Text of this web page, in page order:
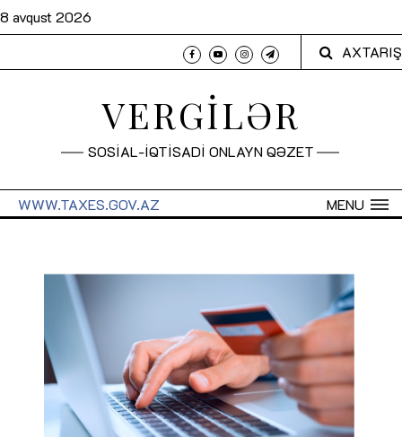
8 avqust 2026
AXTARIŞ
VERGİLƏR
SOSİAL-İQTİSADİ ONLAYN QƏZET
MENU
WWW.TAXES.GOV.AZ